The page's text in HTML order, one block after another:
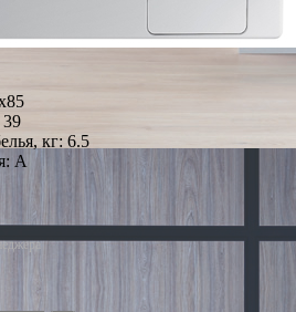
39
кг: 6.5
A